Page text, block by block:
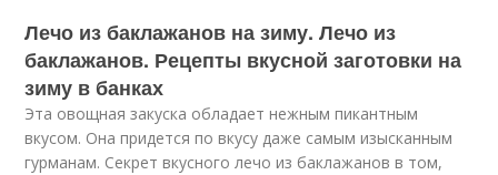
Лечо из баклажанов на зиму. Лечо из
баклажанов. Рецепты вкусной заготовки на
зиму в банках
Эта овощная закуска обладает нежным пикантным
вкусом. Она придется по вкусу даже самым изысканным
гурманам. Секрет вкусного лечо из баклажанов в том,